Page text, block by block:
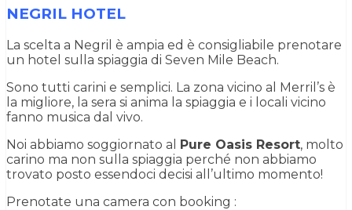
NEGRIL HOTEL
La scelta a Negril è ampia ed è consigliabile prenotare
un hotel sulla spiaggia di Seven Mile Beach.
Sono tutti carini e semplici. La zona vicino al Merril’s è
la migliore, la sera si anima la spiaggia e i locali vicino
fanno musica dal vivo.
Noi abbiamo soggiornato al Pure Oasis Resort, molto
carino ma non sulla spiaggia perché non abbiamo
trovato posto essendoci decisi all’ultimo momento!
Prenotate una camera con booking :